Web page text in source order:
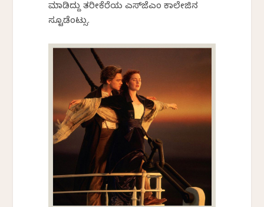
ಮಾಡಿದ್ದು ತರೀಕೆರೆಯ ಎಸ್‌ಜೆಎಂ ಕಾಲೇಜಿನ
ಸ್ಟೂಡೆಂಟ್ಸು.